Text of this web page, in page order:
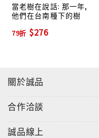
學分八：海鮮是主角，
虱目魚鹹、蝦捲、浮
學分九：台南人愛喝湯
老府城人如果從事小吃
湯品的背景故事值得探
當老樹在說話: 那一年,
他們在台南種下的樹
79折 $276
關於誠品
合作洽談
誠品線上